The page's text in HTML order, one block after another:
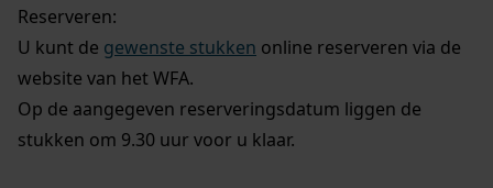
Reserveren:
U kunt de gewenste stukken online reserveren via de
website van het WFA.
Op de aangegeven reserveringsdatum liggen de
stukken om 9.30 uur voor u klaar.